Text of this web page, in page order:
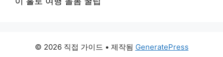
© 2026 직접 가이드 • 제작됨 GeneratePress